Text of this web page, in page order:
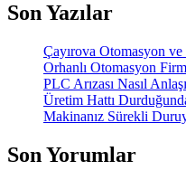
Son Yazılar
Çayırova Otomasyon
Orhanlı Otomasyon
PLC Arızası Nasıl
Üretim Hattı
Makinanız Sürekli
Son Yorumlar